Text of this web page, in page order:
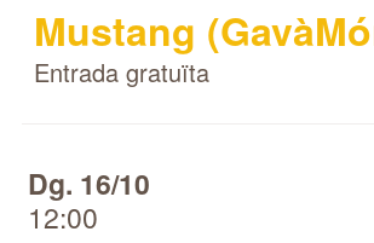
Mustang
Entrada gratuïta
Dg. 16/10
12:00